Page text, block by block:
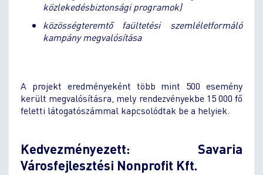
közlekedésbiztonsági programok)
közösségteremtő faültetési szemléletformáló
kampány megvalósítása
A projekt eredményeként több mint 500 esemény
került megvalósításra, mely rendezvényekbe 15 000 fő
feletti látogatószámmal kapcsolódtak be a helyiek.
Kedvezményezett: Savaria
Városfejlesztési Nonprofit Kft.